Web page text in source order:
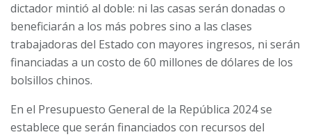
dictador mintió al doble: ni las casas serán donadas o
beneficiarán a los más pobres sino a las clases
trabajadoras del Estado con mayores ingresos, ni serán
financiadas a un costo de 60 millones de dólares de los
bolsillos chinos.
En el Presupuesto General de la República 2024 se
establece que serán financiados con recursos del